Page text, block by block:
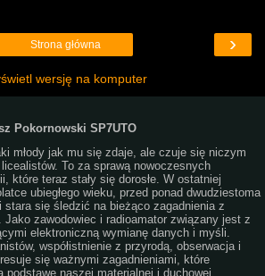
›
Strona główna
wersję na komputer
Pokornowski SP7UTO
młody jak mu się zdaje, ale czuje się niczym
To za sprawą nowoczesnych
które teraz stały się dorosłe. W ostatniej
ubiegłego wieku, przed ponad dwudziestoma
stara się śledzić na bieżąco zagadnienia z
zawodowiec i radioamator związany jest z
elektroniczną wymianę danych i myśli.
współistnienie z przyrodą, obserwacja i
się ważnymi zagadnieniami, które
podstawę naszej materialnej i duchowej